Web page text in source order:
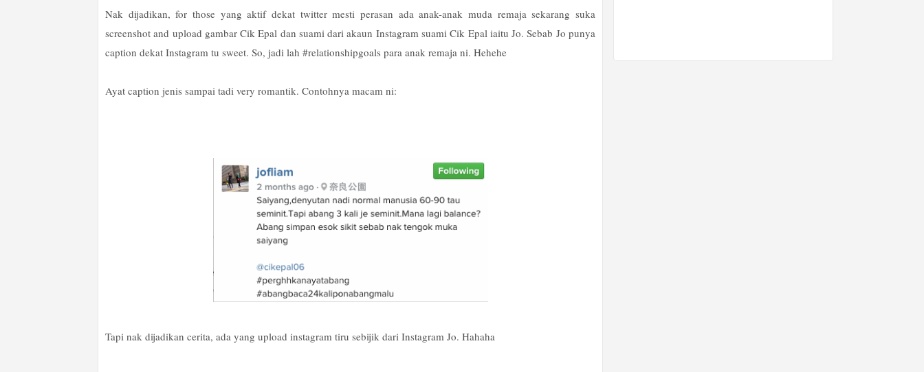
Nak dijadikan, for those yang aktif dekat twitter mesti perasan ada anak-anak muda remaja sekarang suka
screenshot and upload gambar Cik Epal dan suami dari akaun Instagram suami Cik Epal iaitu Jo. Sebab Jo punya
caption dekat Instagram tu sweet. So, jadi lah #relationshipgoals para anak remaja ni. Hehehe
Ayat caption jenis sampai tadi very romantik. Contohnya macam ni:
Tapi nak dijadikan cerita, ada yang upload instagram tiru sebijik dari Instagram Jo. Hahaha